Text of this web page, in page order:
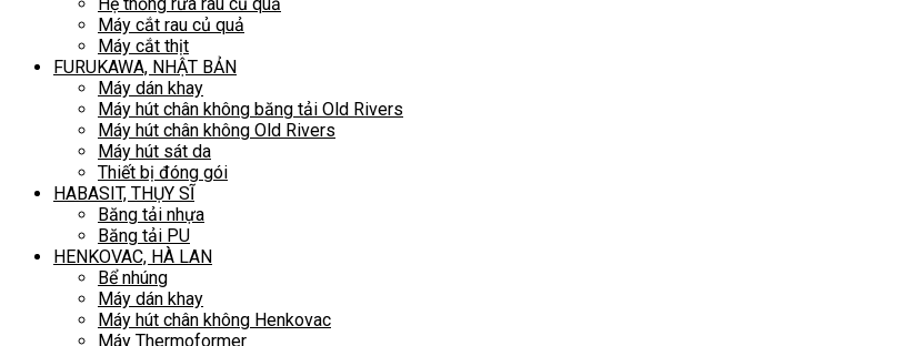
Máy cắt rau củ quả
Máy cắt thịt
FURUKAWA, NHẬT BẢN
Máy dán khay
Máy hút chân không băng tải Old Rivers
Máy hút chân không Old Rivers
Máy hút sát da
Thiết bị đóng gói
HABASIT, THỤY SĨ
Băng tải nhựa
Băng tải PU
HENKOVAC, HÀ LAN
Bể nhúng
Máy dán khay
Máy hút chân không Henkovac
Máy Thermoformer